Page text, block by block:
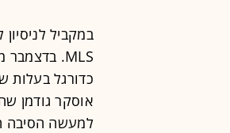
במקביל
למעשה הסיבה